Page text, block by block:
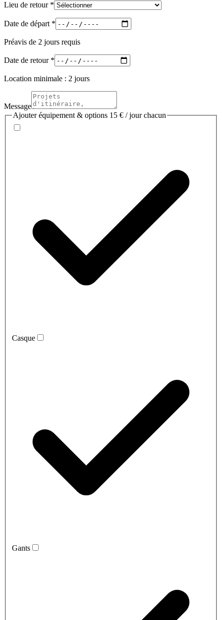
Lieu de retour *
Date de départ *
Préavis de 2 jours requis
Date de retour *
Location minimale : 2 jours
Message
Ajouter équipement & options 15 € / jour chacun
Casque
Gants